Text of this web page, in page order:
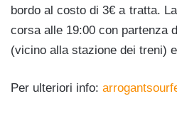
bordo al costo di 3€ a tratta.
corsa alle 19:00 con partenza
(vicino alla stazione dei treni)
Per ulteriori info: